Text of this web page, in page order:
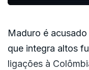
Maduro é
que integra altos
ligações à